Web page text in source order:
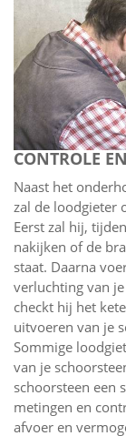
CONTROLE
Naast het
zal de loodgieter
Eerst zal hij,
nakijken of de
staat. Daarna
verluchting van
checkt hij het
uitvoeren van je
Sommige
van je
schoorsteen een
metingen en
afvoer en